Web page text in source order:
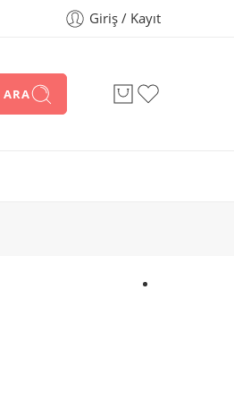
Giriş / Kayıt
ARA